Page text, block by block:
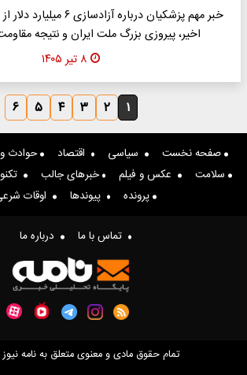
خبر مهم پزشکیان درباره
اخیر، پیروزی بزرگ ملت ایران و نتیجه
۸ تیر ۱۴۰۵
۱ ۲ ۳ ۴ ۵ ۶
صفحه نخست سیاسی اقتصاد حوادث
سلامت
عکس و فیلم خبرهای جالب
پرونده
پیوندها اوقات
تماس با ما درباره ما
تمام حقوق مادی و معنوی متعلق به نامه